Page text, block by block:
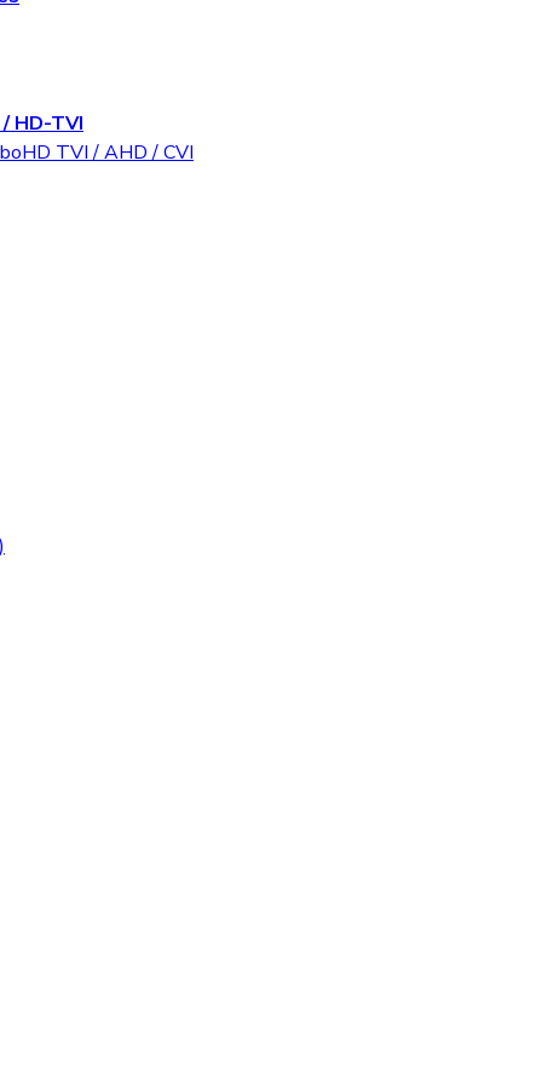
HD-TVI
TVI / AHD / CVI